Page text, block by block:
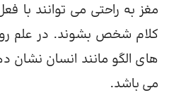
مغز به راحتی می توانند با
کلام شخص بشوند. در علم
های الگو مانند انسان
می باشد.